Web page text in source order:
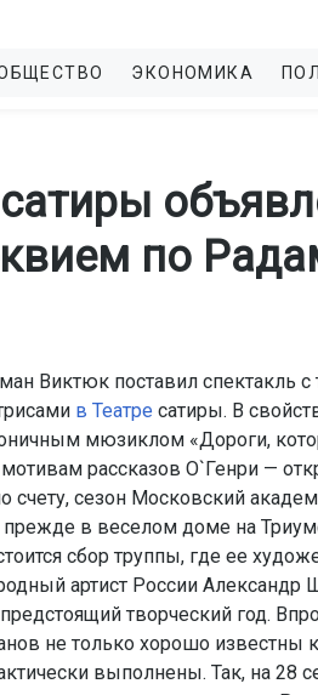
ЭКОНОМИКА
по
Виктюк поставил спектакль
в Театре сатиры. В
мюзиклом «Дороги,
рассказов О`Генри —
счету, сезон Московский
прежде в веселом доме на
сбор труппы, где ее
артист России Александр
творческий год.
не только хорошо известны
выполнены. Так, на 28